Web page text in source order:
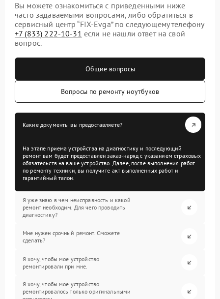
Вы можете ознакомиться с приведенными ниже
часто задаваемыми вопросами, либо обратиться в
сервисный центр “FIX-Evga” по следующему телефону
+7 (833) 222-10-31 если не нашли ответ на свой
вопрос.
Общие вопросы
Вопросы по ремонту ноутбуков
Какие документы вы предоставляете?
На этапе приема устройства на диагностику и последующий
ремонт вам будет предоставлен заказ-наряд с указанием страховых
обязательств на ваше устройство. Далее, после выполнения работ
по ремонту техники, вы получите акт выполненных работ и
гарантийный талон.
Я уже знаю в чем неисправность и какой
ремонт необходим. Для чего проводить
диагностику?
Мне нужен срочный ремонт. Сможете
сделать?
Я хочу, чтобы мое устройство
ремонтировали при мне.
Я хочу, чтобы мое устройство
ремонтировалось только оригинальными